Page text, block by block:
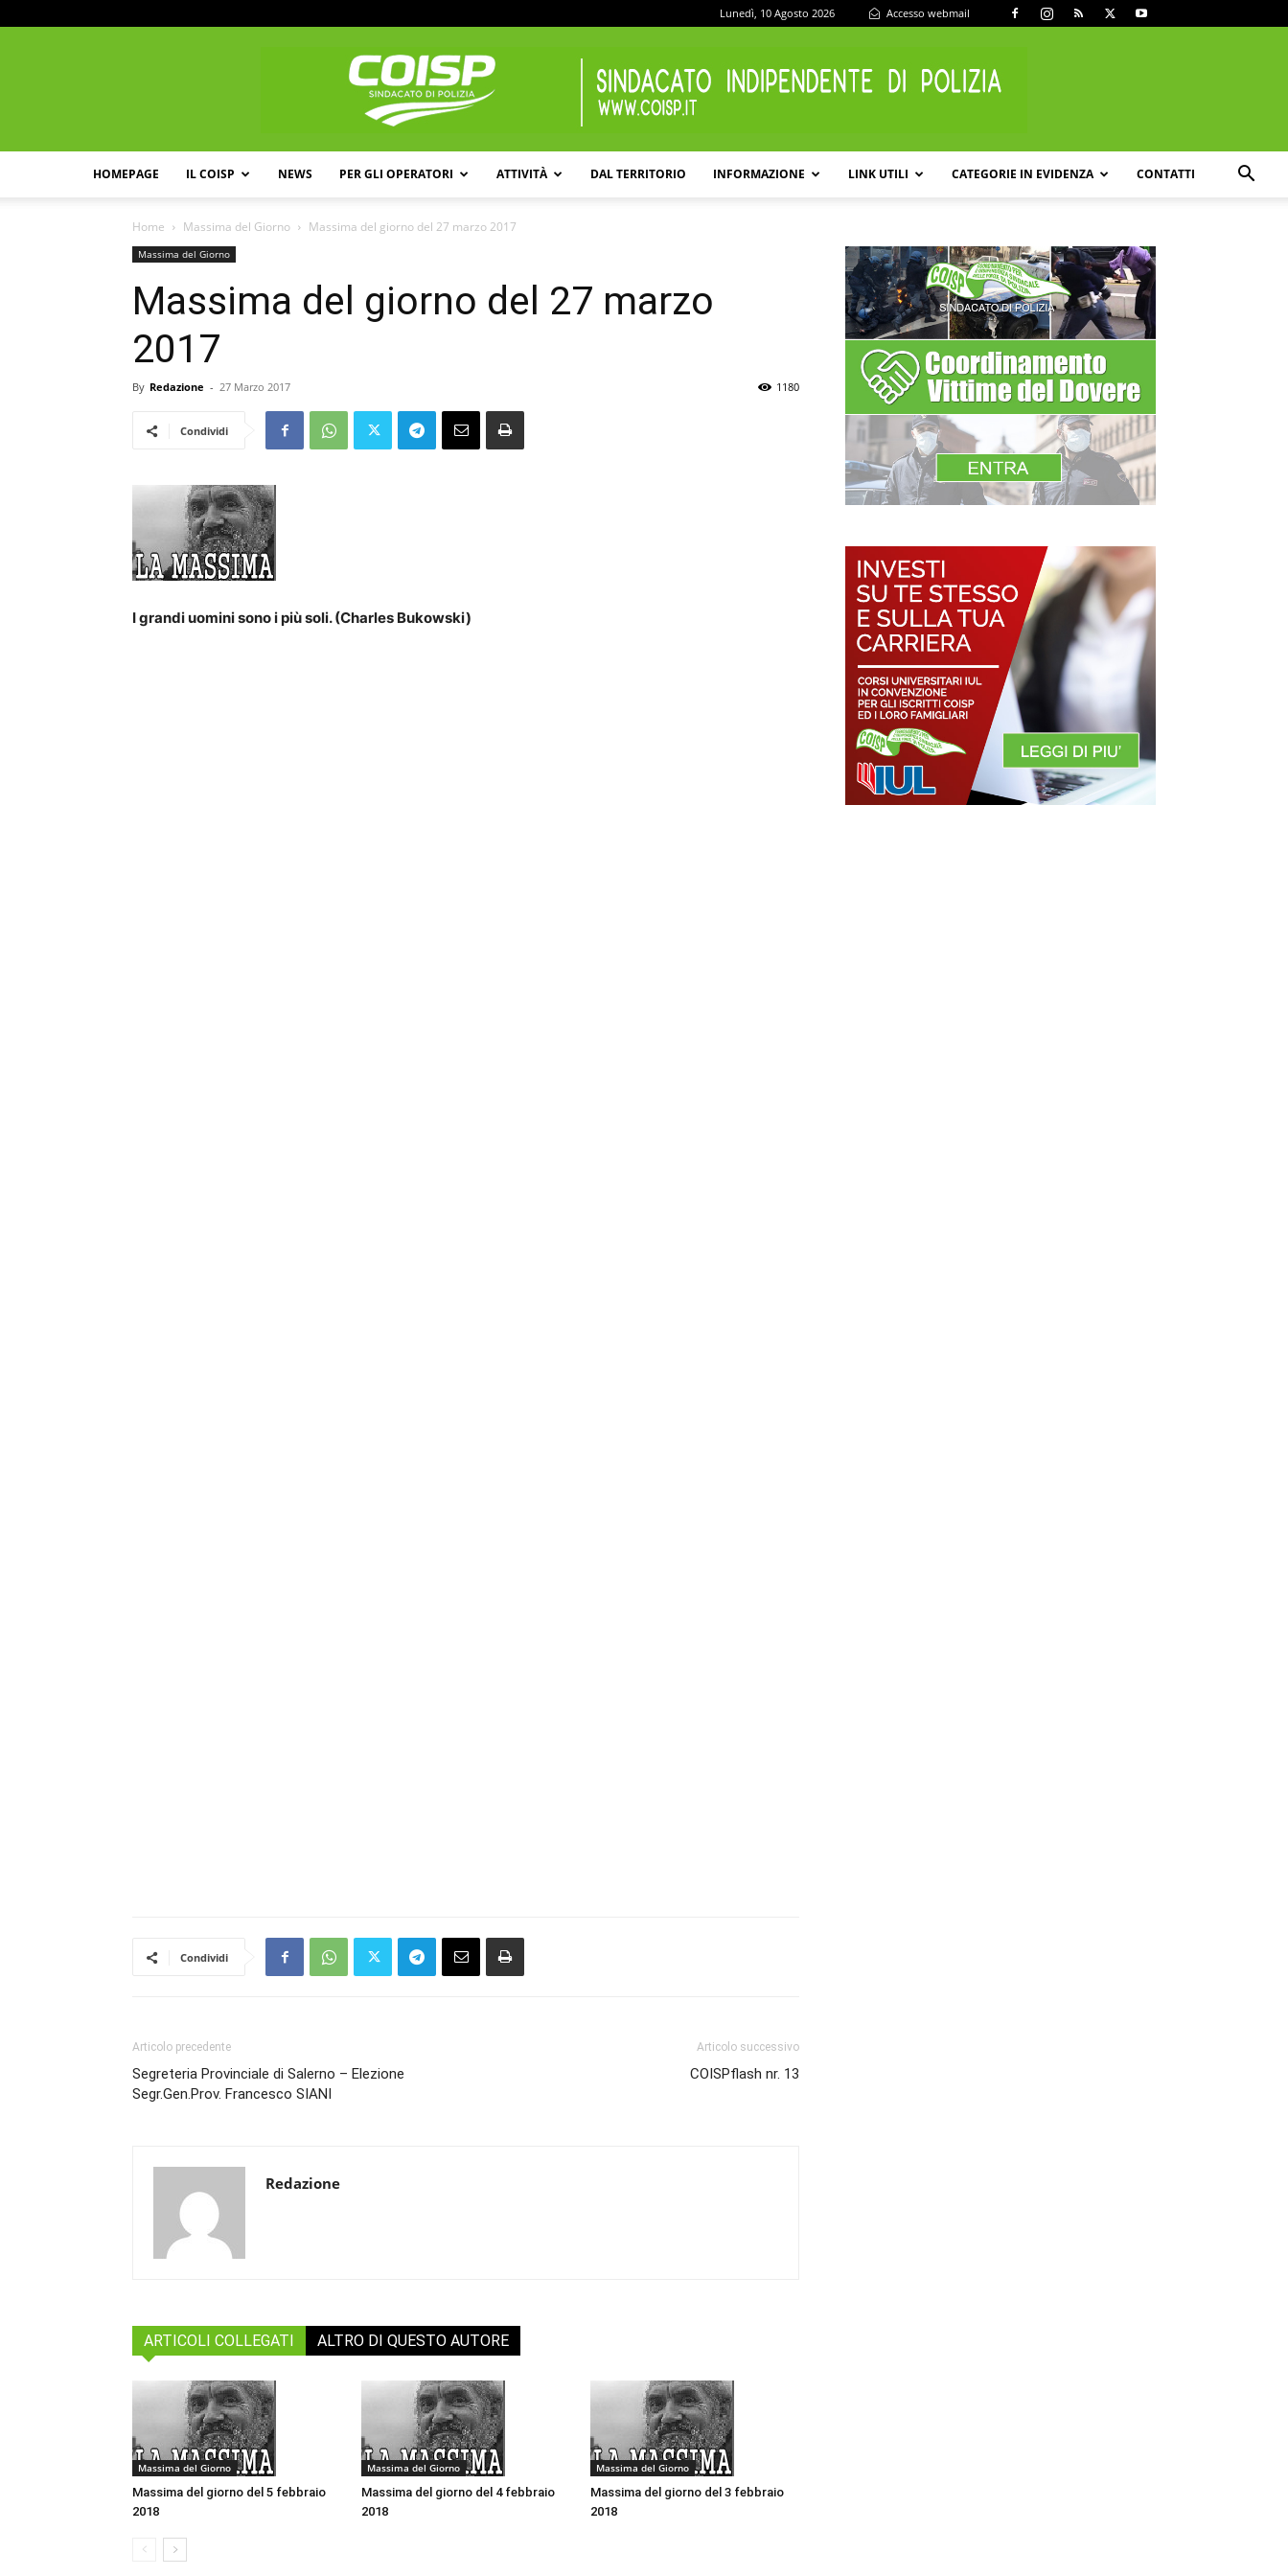
Lunedì, 10 Agosto 2026 Accesso webmail
HOMEPAGE IL COISP NEWS PER GLI OPERATORI ATTIVITÀ DAL TERRITORIO INFORMAZIONE LINK UTILI CATEGORIE IN EVIDENZA CONTATTI
Home Massima del Giorno Massima del giorno del 27 marzo 2017
Massima del Giorno
Massima del giorno del 27 marzo
2017
By Redazione - 27 Marzo 2017 1180
Condividi
I grandi uomini sono i più soli. (Charles Bukowski)
Condividi
Articolo precedente
Segreteria Provinciale di Salerno – Elezione
Segr.Gen.Prov. Francesco SIANI
Articolo successivo
COISPflash nr. 13
Redazione
ARTICOLI COLLEGATI ALTRO DI QUESTO AUTORE
Massima del Giorno
Massima del giorno del 5 febbraio
2018
Massima del Giorno
Massima del giorno del 4 febbraio
2018
Massima del Giorno
Massima del giorno del 3 febbraio
2018